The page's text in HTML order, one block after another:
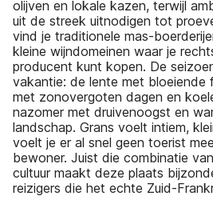
olijven en lokale kazen, terwijl
uit de streek uitnodigen tot
vind je traditionele mas-
kleine wijndomeinen waar je
producent kunt kopen. De
vakantie: de lente met bloeiende
met zonovergoten dagen en
nazomer met druivenoogst en
landschap. Grans voelt intiem,
voelt je er al snel geen toerist
bewoner. Juist die combinatie
cultuur maakt deze plaats
reizigers die het echte Zuid-